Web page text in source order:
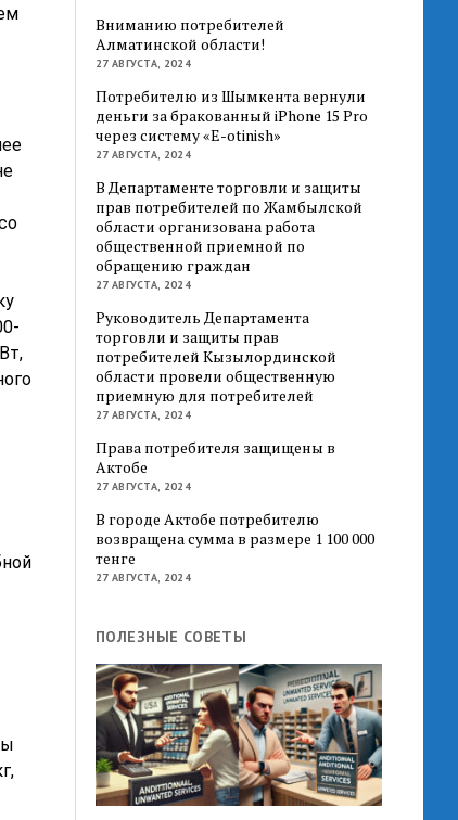
Вниманию потребителей
Алматинской области!
27 АВГУСТА, 2024
Потребителю из Шымкента вернули
деньги за бракованный iPhone 15 Pro
через систему «E-otinish»
27 АВГУСТА, 2024
В Департаменте торговли и защиты
прав потребителей по Жамбылской
области организована работа
общественной приемной по
обращению граждан
27 АВГУСТА, 2024
Руководитель Департамента
торговли и защиты прав
потребителей Кызылординской
области провели общественную
приемную для потребителей
27 АВГУСТА, 2024
Права потребителя защищены в
Актобе
27 АВГУСТА, 2024
В городе Актобе потребителю
возвращена сумма в размере 1 100 000
тенге
27 АВГУСТА, 2024
ПОЛЕЗНЫЕ СОВЕТЫ